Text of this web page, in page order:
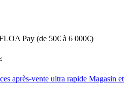
Pay (de 50€ à 6 000€)
après-vente ultra rapide Magasin et